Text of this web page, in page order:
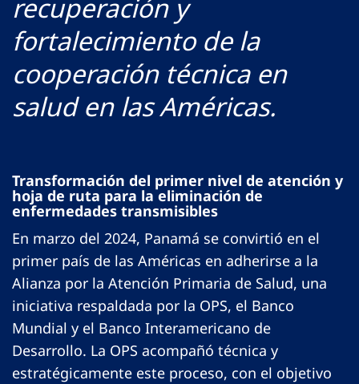
recuperación y
fortalecimiento de la
cooperación técnica en
salud en las Américas.
Transformación del primer nivel de atención y
hoja de ruta para la eliminación de
enfermedades transmisibles
En marzo del 2024, Panamá se convirtió en el
primer país de las Américas en adherirse a la
Alianza por la Atención Primaria de Salud, una
iniciativa respaldada por la OPS, el Banco
Mundial y el Banco Interamericano de
Desarrollo. La OPS acompañó técnica y
estratégicamente este proceso, con el objetivo